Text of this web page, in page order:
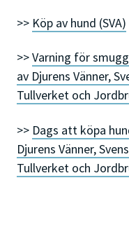
>> Köp av hund (SVA)
>>Varning för
av Djurens Vänner,
Tullverket och
>> Dags att köpa
Djurens Vänner,
Tullverket och